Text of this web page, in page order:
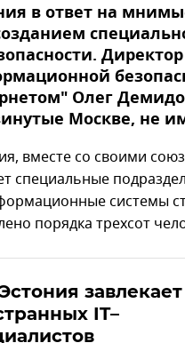
в ответ на
Олег
Москве, не
вместе со своими
специальные
системы
порядка трехсот
завлекает
IT–